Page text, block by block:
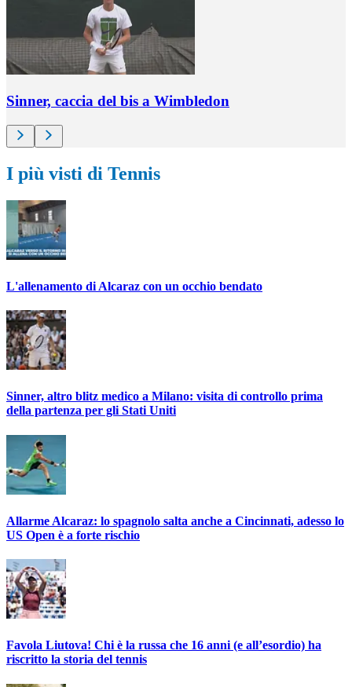
Sinner, caccia del bis a Wimbledon
I più visti di Tennis
L'allenamento di Alcaraz con un occhio bendato
Sinner, altro blitz medico a Milano: visita di controllo prima
della partenza per gli Stati Uniti
Allarme Alcaraz: lo spagnolo salta anche a Cincinnati, adesso lo
US Open è a forte rischio
Favola Liutova! Chi è la russa che 16 anni (e all’esordio) ha
riscritto la storia del tennis